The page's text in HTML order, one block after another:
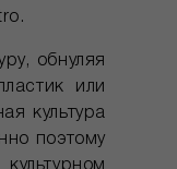
обнуляя
или
культура
поэтому